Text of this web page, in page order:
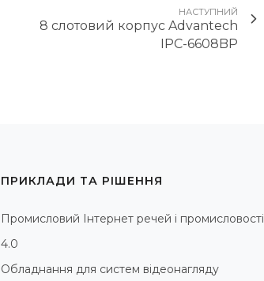
НАСТУПНИЙ
8 слотовий корпус Advantech
IPC-6608BP
ПРИКЛАДИ ТА РІШЕННЯ
Промисловий Інтернет речей і промисловості
4.0
Обладнання для систем відеонагляду